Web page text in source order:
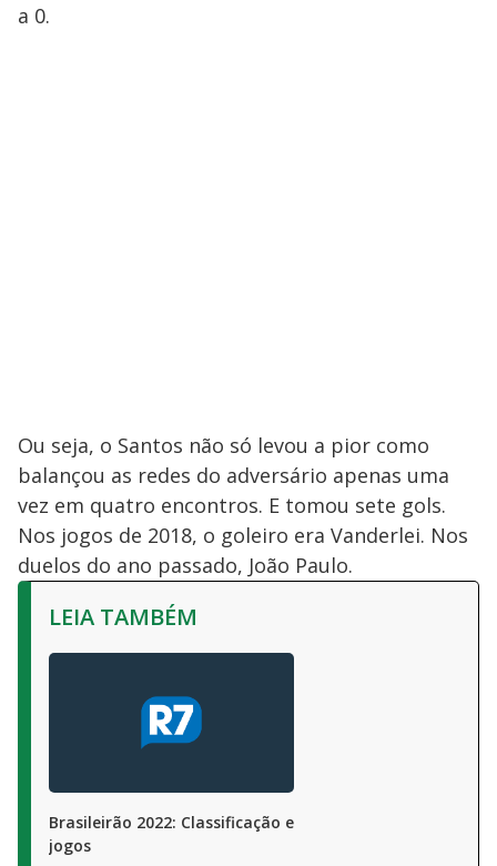
a 0.
Ou seja, o Santos não só levou a pior como
balançou as redes do adversário apenas uma
vez em quatro encontros. E tomou sete gols.
Nos jogos de 2018, o goleiro era Vanderlei. Nos
duelos do ano passado, João Paulo.
LEIA TAMBÉM
Brasileirão 2022: Classificação e
jogos